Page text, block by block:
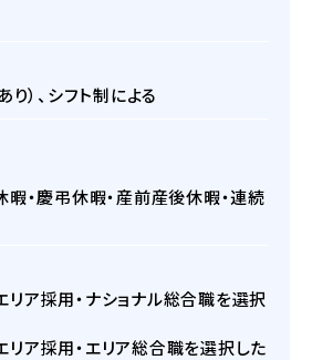
）、シフト制による
・慶弔休暇・産前産後休暇・連続
ア採用・ナショナル総合職を選択
ア採用・エリア総合職を選択した